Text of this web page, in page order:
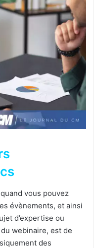
vous pouvez
évènements, et ainsi
d’expertise ou
webinaire, est de
des